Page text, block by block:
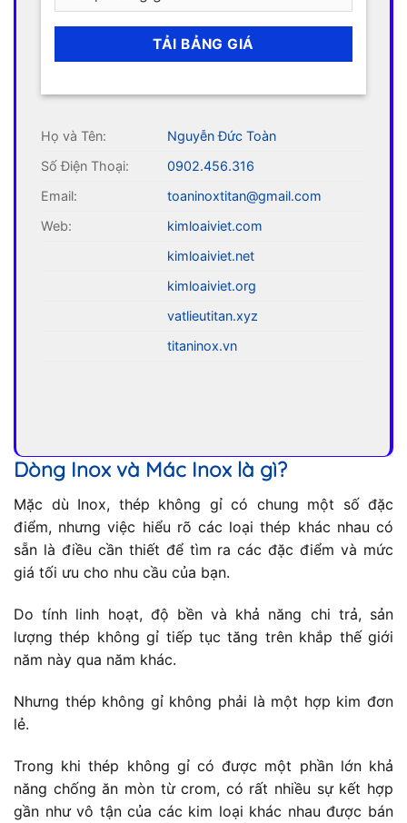
Họ và Tên:
Nguyễn Đức Toàn
Số Điện Thoại:
0902.456.316
Email:
toaninoxtitan@gmail.com
Web:
kimloaiviet.com
kimloaiviet.net
kimloaiviet.org
vatlieutitan.xyz
titaninox.vn
Dòng Inox và Mác Inox là gì?
Mặc dù Inox, thép không gỉ có chung một số đặc
điểm, nhưng việc hiểu rõ các loại thép khác nhau có
sẵn là điều cần thiết để tìm ra các đặc điểm và mức
giá tối ưu cho nhu cầu của bạn.
Do tính linh hoạt, độ bền và khả năng chi trả, sản
lượng thép không gỉ tiếp tục tăng trên khắp thế giới
năm này qua năm khác.
Nhưng thép không gỉ không phải là một hợp kim đơn
lẻ.
Trong khi thép không gỉ có được một phần lớn khả
năng chống ăn mòn từ crom, có rất nhiều sự kết hợp
gần như vô tận của các kim loại khác nhau được bán